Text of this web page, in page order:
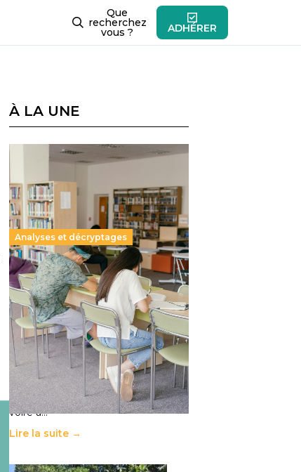
Que
recherchez
vous ? ADHÉRER
À LA UNE
Analyses et décryptages
Supérieur privé : une dérive
qui met à mal la promesse
républicaine
11 juillet 2026- National
Le projet de loi sur la régulation de
l’enseignement supérieur privé met
en lumière l’amplification d’un
système qui relègue l’acte
pédagogique au superfétatoire,
voire à…
Lire la suite →